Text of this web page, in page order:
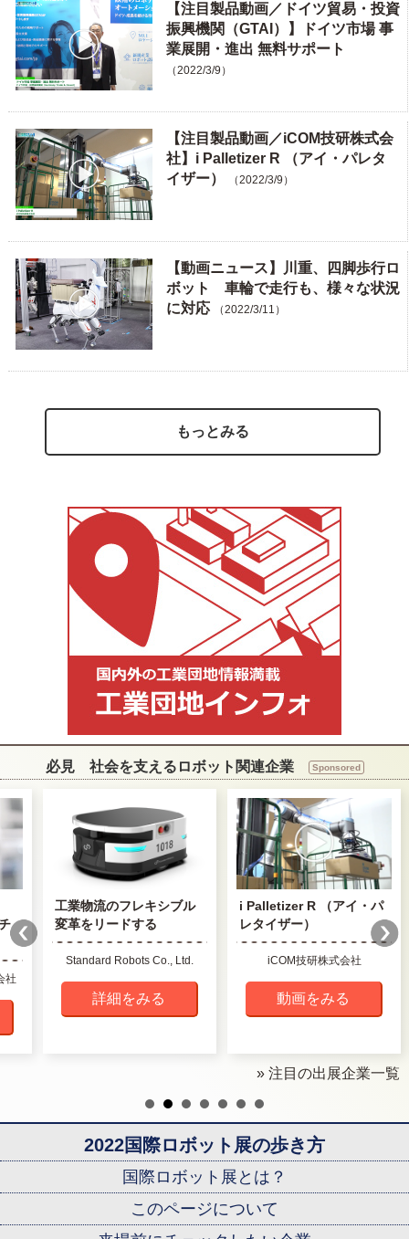
【注目製品動画／ドイツ貿易・投資
振興機関（GTAI）】ドイツ市場 事
業展開・進出 無料サポート
（2022/3/9）
【注目製品動画／iCOM技研株式会
社】i Palletizer R （アイ・パレタ
イザー）
（2022/3/9）
【動画ニュース】川重、四脚歩行ロ
ボット 車輪で走行も、様々な状況
に対応
（2022/3/11）
もっとみる
必見 社会を支えるロボット関連企業 Sponsored
社
工業物流のフレキシブル
変革をリードする
Standard Robots Co., Ltd.
詳細をみる
i Palletizer R （アイ・パ
レタイザー）
iCOM技研株式会社
動画をみる
» 注目の出展企業一覧
2022国際ロボット展の歩き方
国際ロボット展とは？
このページについて